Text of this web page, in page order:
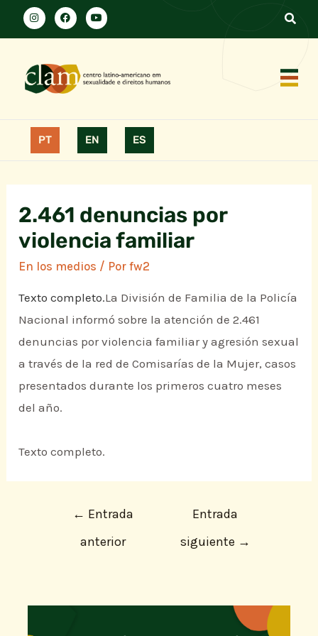
PT EN ES
2.461 denuncias por
violencia familiar
En los medios / Porfw2
Texto completo.La División de Familia de la Policía
Nacional informó sobre la atención de 2.461
denuncias por violencia familiar y agresión sexual
a través de la red de Comisarías de la Mujer, casos
presentados durante los primeros cuatro meses
del año.
Texto completo.
← Entrada
anterior
Entrada
siguiente →